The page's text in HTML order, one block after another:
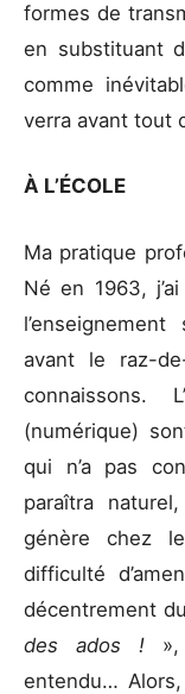
formes de
en substituant
comme
verra avant tout
À L’ÉCOLE
Ma pratique
Né en 1963,
avant le raz-
connaissons.
(numérique)
qui n’a pas
paraîtra
génère chez
difficulté
décentrement
des ados !
entendu…